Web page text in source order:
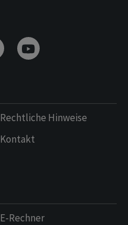
Rechtliche Hinweise
Kontakt
E-Rechner